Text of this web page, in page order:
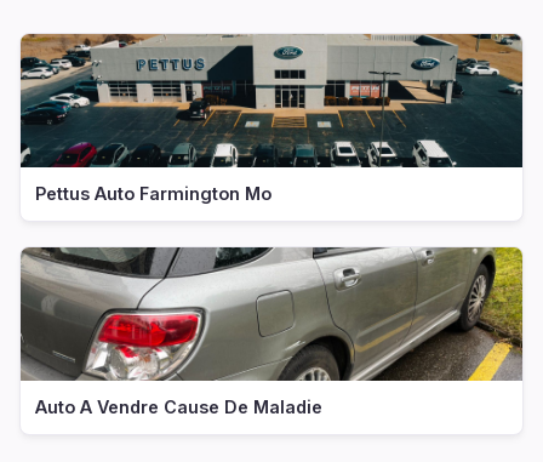
Pettus Auto Farmington Mo
Auto A Vendre Cause De Maladie